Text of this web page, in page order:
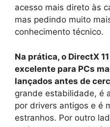
acesso mais direto às
mas pedindo muito
conhecimento técnico.
Na prática, o DirectX
excelente para PCs
lançados antes de
grande estabilidade, é
por drivers antigos e é
estranhos. Por outro